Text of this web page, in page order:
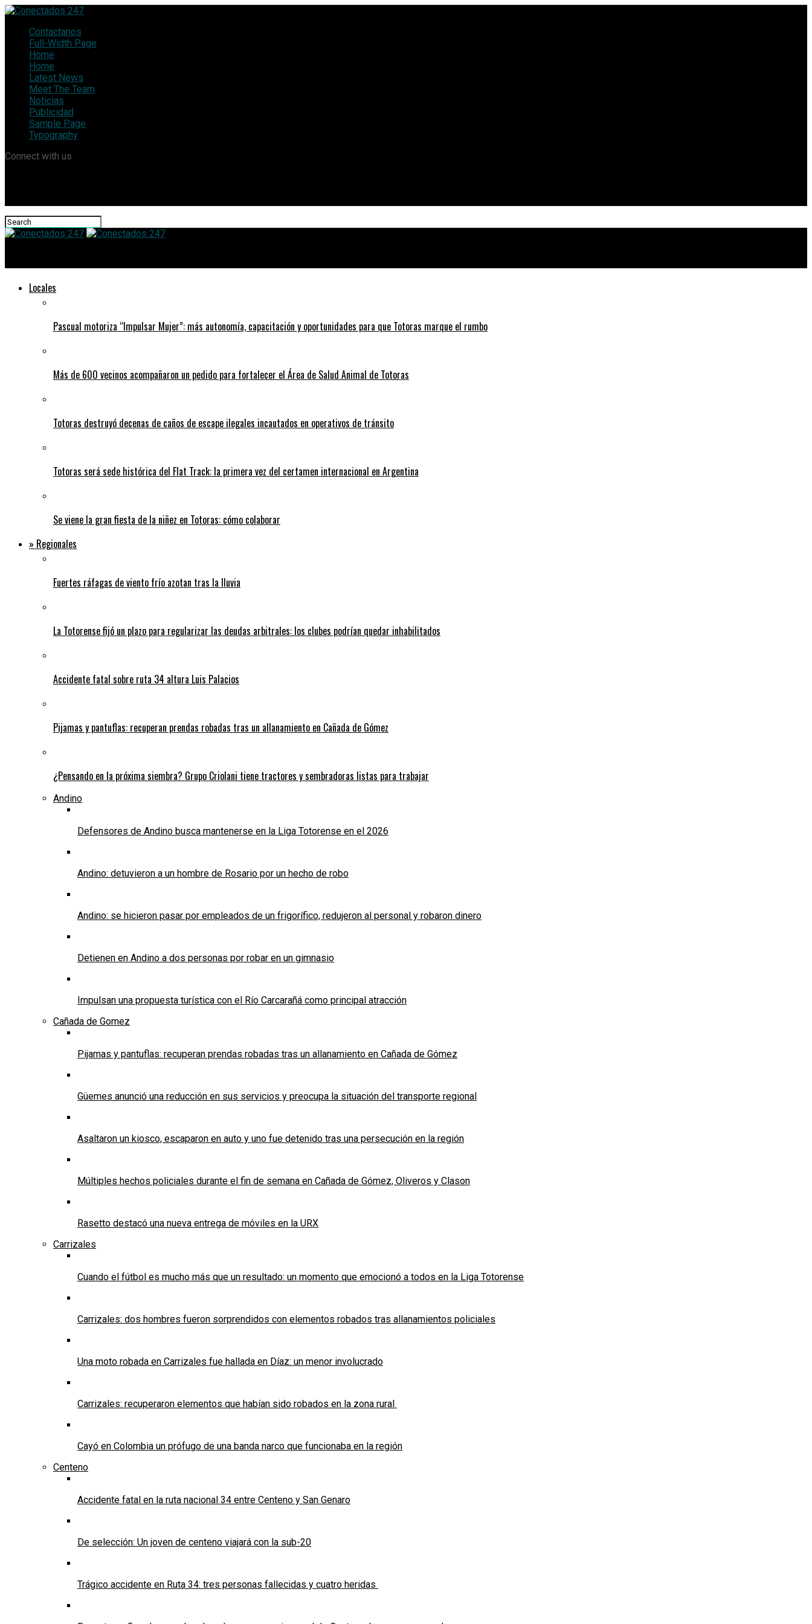
Contactanos
Full-Width Page
Home
Home
Latest News
Meet The Team
Noticias
Publicidad
Sample Page
Typography
Connect with us
Locales
Pascual motoriza “Impulsar Mujer”: más autonomía, capacitación y oportunidades para que Totoras marque el rumbo
Más de 600 vecinos acompañaron un pedido para fortalecer el Área de Salud Animal de Totoras
Totoras destruyó decenas de caños de escape ilegales incautados en operativos de tránsito
Totoras será sede histórica del Flat Track: la primera vez del certamen internacional en Argentina
Se viene la gran fiesta de la niñez en Totoras: cómo colaborar
» Regionales
Fuertes ráfagas de viento frío azotan tras la lluvia
La Totorense fijó un plazo para regularizar las deudas arbitrales: los clubes podrían quedar inhabilitados
Accidente fatal sobre ruta 34 altura Luis Palacios
Pijamas y pantuflas: recuperan prendas robadas tras un allanamiento en Cañada de Gómez
¿Pensando en la próxima siembra? Grupo Criolani tiene tractores y sembradoras listas para trabajar
Andino
Defensores de Andino busca mantenerse en la Liga Totorense en el 2026
Andino: detuvieron a un hombre de Rosario por un hecho de robo
Andino: se hicieron pasar por empleados de un frigorífico, redujeron al personal y robaron dinero
Detienen en Andino a dos personas por robar en un gimnasio
Impulsan una propuesta turística con el Río Carcarañá como principal atracción
Cañada de Gomez
Pijamas y pantuflas: recuperan prendas robadas tras un allanamiento en Cañada de Gómez
Güemes anunció una reducción en sus servicios y preocupa la situación del transporte regional
Asaltaron un kiosco, escaparon en auto y uno fue detenido tras una persecución en la región
Múltiples hechos policiales durante el fin de semana en Cañada de Gómez, Oliveros y Clason
Rasetto destacó una nueva entrega de móviles en la URX
Carrizales
Cuando el fútbol es mucho más que un resultado: un momento que emocionó a todos en la Liga Totorense
Carrizales: dos hombres fueron sorprendidos con elementos robados tras allanamientos policiales
Una moto robada en Carrizales fue hallada en Díaz: un menor involucrado
Carrizales: recuperaron elementos que habían sido robados en la zona rural
Cayó en Colombia un prófugo de una banda narco que funcionaba en la región
Centeno
Accidente fatal en la ruta nacional 34 entre Centeno y San Genaro
De selección: Un joven de centeno viajará con la sub-20
Trágico accidente en Ruta 34: tres personas fallecidas y cuatro heridas